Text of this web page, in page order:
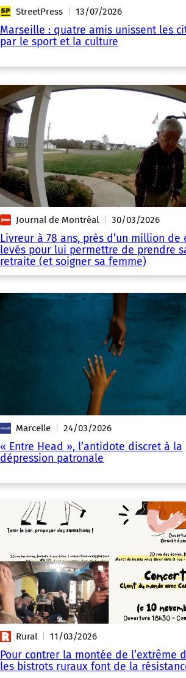
StreetPress 13/07/2026
Marseille : quatre amis unissent les
par le sport et la culture
Journal de Montréal 30/03/2026
Livreur à 78 ans, près d’un million de
levés pour lui permettre de prendre
retraite (et soigner sa femme)
Marcelle 24/03/2026
« Entre Head », l’antidote discret à la
dépression patronale
Rural 11/03/2026
Pour contrer la montée de l’extrême
les bistrots ruraux font de la